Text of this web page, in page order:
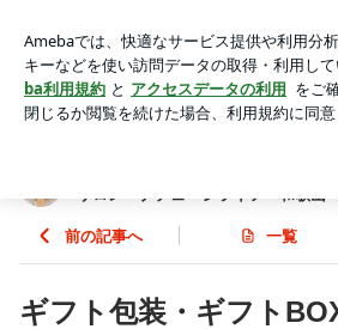
はんの教室 キッチンサロン ナチュ
阪・料理教室・発酵料理・対面・オ
アプリをダウンロードして ブログの更新通知
ょう。
サロン ナチュベジライフ 和歌山
前の記事へ 一覧
ギフト包装・ギフト